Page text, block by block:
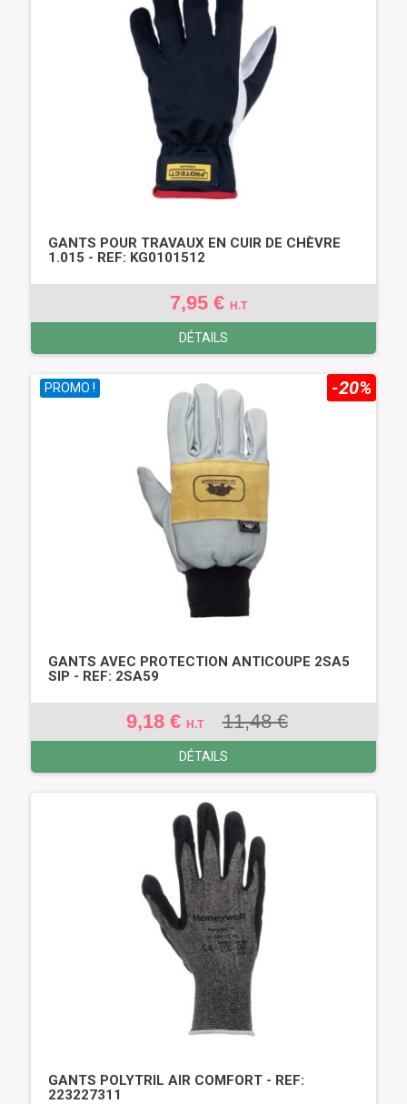
GANTS POUR TRAVAUX EN CUIR DE CHÈVRE
1.015 - REF: KG0101512
7,95 € H.T
DÉTAILS
PROMO !
GANTS AVEC PROTECTION ANTICOUPE 2SA5
SIP - REF: 2SA59
9,18 € H.T 11,48 €
-20%
DÉTAILS
GANTS POLYTRIL AIR COMFORT - REF:
223227311